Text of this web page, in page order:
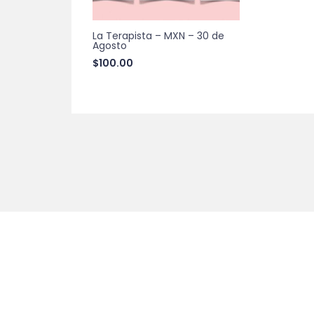
La Terapista – MXN – 30 de
Agosto
$100.00